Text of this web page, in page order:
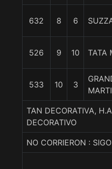
632 8 6
526 9 10 TATA
533 10 3
TAN DECORATIVA,
DECORATIVO
NO CORRIERON :